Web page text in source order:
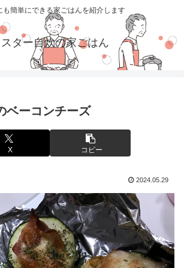
も簡単にできる家ごはんを紹介します
ター自炊の家ごはん
ベーコンチーズ
X コピー
2024.05.29